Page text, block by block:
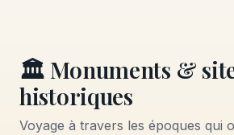
🏛️ Monuments &
historiques
Voyage à travers les époques qui